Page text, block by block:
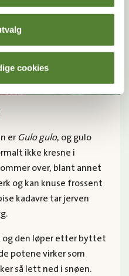
cookies
er Gulo gulo, og gulo
ikke kresne i
over, blant annet
og kan knuse frossent
kadavre tar jerven
og den løper etter byttet
potene virker som
så lett ned i snøen.